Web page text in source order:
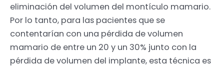
eliminación del volumen del montículo mamario.
Por lo tanto, para las pacientes que se
contentarían con una pérdida de volumen
mamario de entre un 20 y un 30% junto con la
pérdida de volumen del implante, esta técnica es